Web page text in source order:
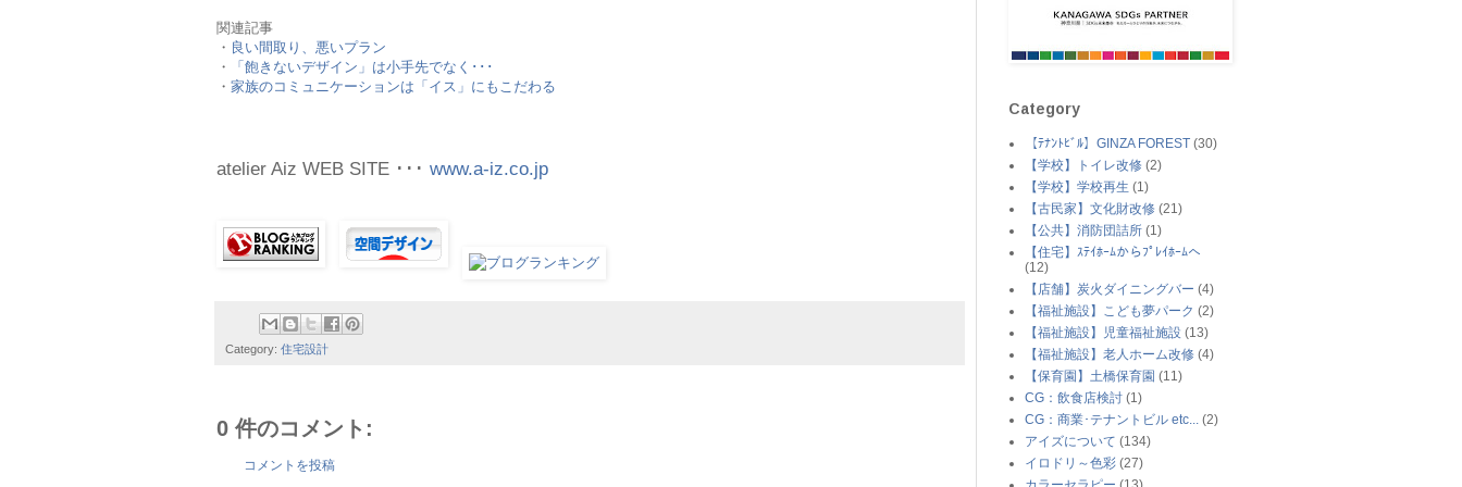
関連記事
・ 良い間取り、悪いプラン
・
「飽きないデザイン」は小手先でなく･･･
・ 家族のコミュニケーションは「イス」にもこだわる
atelier Aiz WEB SITE ･･･ www.a-iz.co.jp
Category: 住宅設計
0 件のコメント:
コメントを投稿
Category
【ﾃﾅﾝﾄﾋﾞﾙ】GINZA FOREST (30)
【学校】トイレ改修 (2)
【学校】学校再生 (1)
【古民家】文化財改修 (21)
【公共】消防団詰所 (1)
【住宅】ｽﾃｲﾎｰﾑからﾌﾟﾚｲﾎｰﾑへ
(12)
【店舗】炭火ダイニングバー (4)
【福祉施設】こども夢パーク (2)
【福祉施設】児童福祉施設 (13)
【福祉施設】老人ホーム改修 (4)
【保育園】土橋保育園 (11)
CG：飲食店検討 (1)
CG：商業･テナントビル etc... (2)
アイズについて (134)
イロドリ～色彩 (27)